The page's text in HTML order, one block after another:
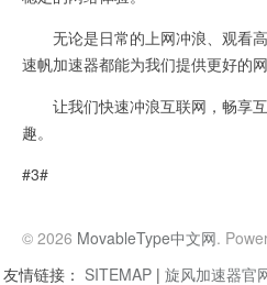
无论是日常的上网冲浪、观看高
速帆加速器都能为我们提供更好的网
让我们快速冲浪互联网，畅享
趣。
#3#
© 2026 MovableType中文网.
友情链接： SITEMAP | 旋风加速器官